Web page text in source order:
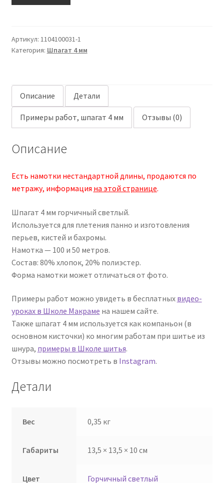
4
светлый
Артикул: 1104100031-1
Категория: Шпагат 4 мм
Описание Детали
Примеры работ, шпагат 4 мм Отзывы (0)
Описание
Есть намотки нестандартной длины, продаются по
метражу, информация на этой странице.
Шпагат 4 мм горчичный светлый.
Используется для плетения панно и изготовления
перьев, кистей и бахромы.
Намотка — 100 и 50 метров.
Состав: 80% хлопок, 20% полиэстер.
Форма намотки может отличаться от фото.
Примеры работ можно увидеть в бесплатных видео-
уроках в Школе Макраме на нашем сайте.
Также шпагат 4 мм используется как компаньон (в
основном кисточки) ко многим работам при шитье из
шнура, примеры в Школе шитья.
Отзывы можно посмотреть в Instagram.
Детали
Вес 0,35 кг
Габариты 13,5 × 13,5 × 10 см
Цвет Горчичный светлый